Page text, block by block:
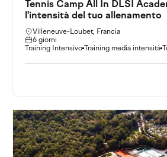
Tennis Camp All In DLSI
l'intensità del tuo allenamento
Villeneuve-Loubet, Francia
6 giorni
Training Intensivo Training media intensità